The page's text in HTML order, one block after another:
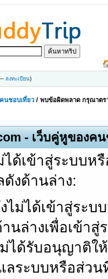
ลงทะเบียน)
นชอบเที่ยว /พบข้อผิดพลาด กรุณาตร
- เว็บคู่หูของค
ด้เข้าสู่ระบบ
งด้านล่าง:
ไม่ได้เข้าสู่ระบ
นล่างเพื่อเข้า
ได้รับอนุญาติใ
ลระบบหรือส่ว